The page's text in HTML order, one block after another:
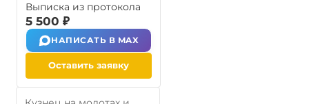
Выписка из протокола
5 500 ₽
НАПИСАТЬ В MAX
Оставить заявку